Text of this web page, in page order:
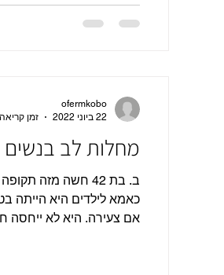
מחלות לב בנשים
ב. בת 42 חשה מזה
כאמא לילדים היא הייתה
אם צעירה. היא לא ייחסה
ofermkobo
22 ביוני 2022
זמן קריאה 2 דקות